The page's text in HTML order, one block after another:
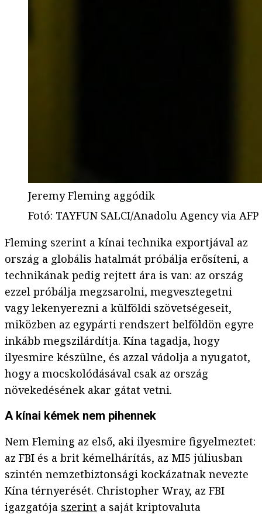
Jeremy Fleming aggódik
Fotó: TAYFUN SALCI/Anadolu Agency via AFP
Fleming szerint a kínai technika exportjával az
ország a globális hatalmát próbálja erősíteni, a
technikának pedig rejtett ára is van: az ország
ezzel próbálja megzsarolni, megvesztegetni
vagy lekenyerezni a külföldi szövetségeseit,
miközben az egypárti rendszert belföldön egyre
inkább megszilárdítja. Kína tagadja, hogy
ilyesmire készülne, és azzal vádolja a nyugatot,
hogy a mocskolódásával csak az ország
növekedésének akar gátat vetni.
A kínai kémek nem pihennek
Nem Fleming az első, aki ilyesmire figyelmeztet:
az FBI és a brit kémelhárítás, az MI5 júliusban
szintén nemzetbiztonsági kockázatnak nevezte
Kína térnyerését. Christopher Wray, az FBI
igazgatója szerint a saját kriptovaluta